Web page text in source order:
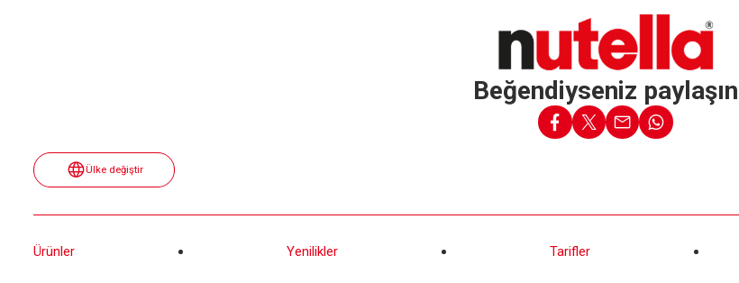
Beğendiyseniz paylaşın
Ülke değiştir
Ürünler Yenilikler Tarifler